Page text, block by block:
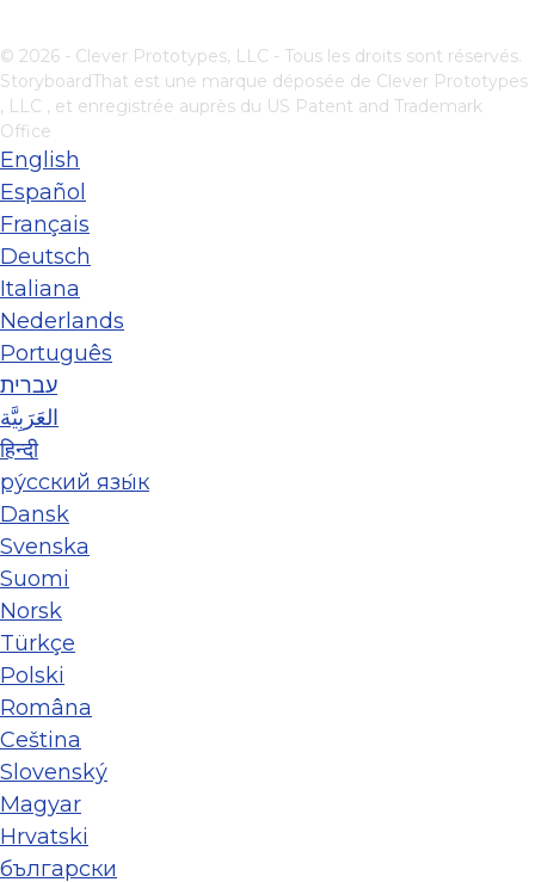
© 2026 - Clever Prototypes, LLC - Tous les droits sont réservés.
StoryboardThat est une marque déposée de Clever Prototypes
, LLC , et enregistrée auprès du US Patent and Trademark
Office
English
Español
Français
Deutsch
Italiana
Nederlands
Português
עברית
العَرَبِيَّة
हिन्दी
ру́сский язы́к
Dansk
Svenska
Suomi
Norsk
Türkçe
Polski
Româna
Ceština
Slovenský
Magyar
Hrvatski
български